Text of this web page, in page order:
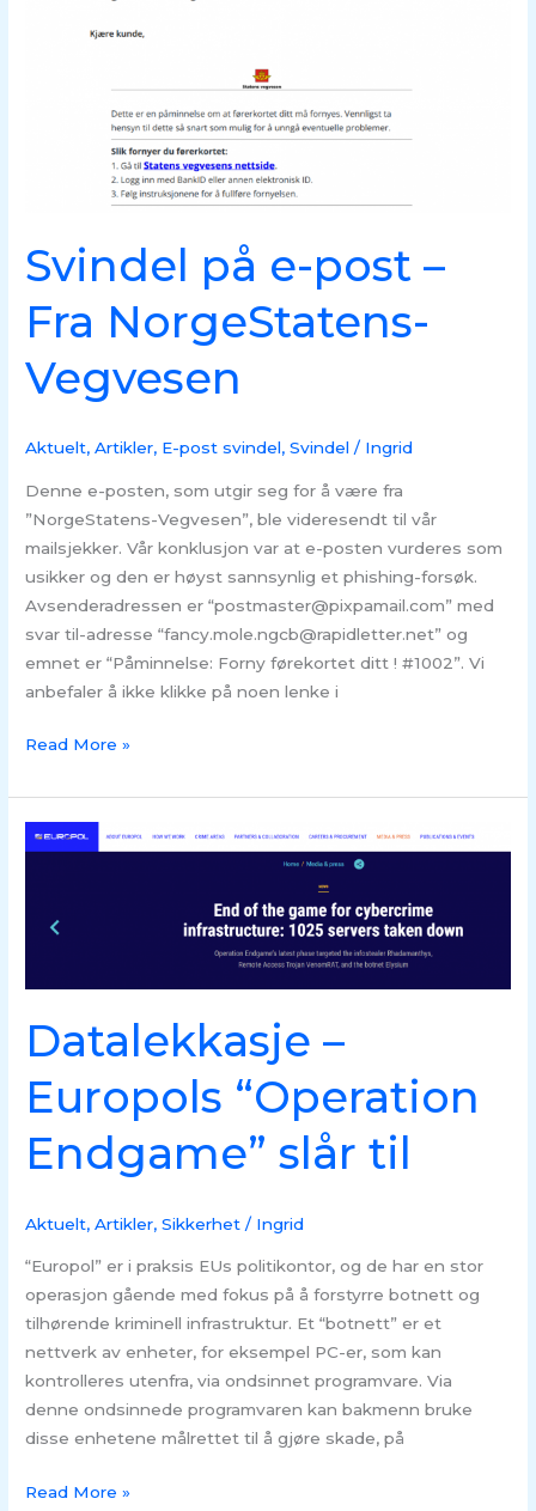
Svindel på e-post –
Fra NorgeStatens-
Vegvesen
Aktuelt,Artikler, E-post svindel,Svindel / Ingrid
Denne e-posten, som utgir seg for å være fra
”NorgeStatens-Vegvesen”, ble videresendt til vår
mailsjekker. Vår konklusjon var at e-posten vurderes som
usikker og den er høyst sannsynlig et phishing-forsøk.
Avsenderadressen er “postmaster@pixpamail.com” med
svar til-adresse “fancy.mole.ngcb@rapidletter.net” og
emnet er “Påminnelse: Forny førekortet ditt ! #1002”. Vi
anbefaler å ikke klikke på noen lenke i
Read More »
Datalekkasje –
Europols “Operation
Endgame” slår til
Aktuelt,Artikler,Sikkerhet / Ingrid
“Europol” er i praksis EUs politikontor, og de har en stor
operasjon gående med fokus på å forstyrre botnett og
tilhørende kriminell infrastruktur. Et “botnett” er et
nettverk av enheter, for eksempel PC-er, som kan
kontrolleres utenfra, via ondsinnet programvare. Via
denne ondsinnede programvaren kan bakmenn bruke
disse enhetene målrettet til å gjøre skade, på
Datalekkasje
“Operation
Read More »